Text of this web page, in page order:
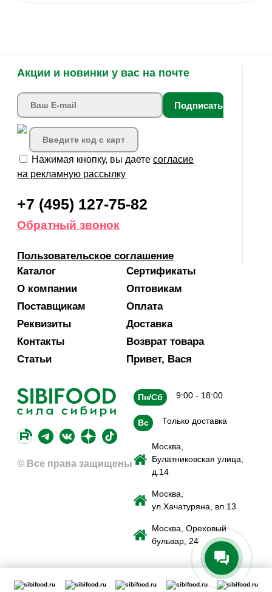
© Все права защищены
Каталог
О компании
Поставщикам
Реквизиты
Контакты
Статьи
Сертификаты
Оптовикам
Оплата
Доставка
Возврат товара
Привет, Вася
Акции и новинки у вас на почте
Подписаться
Нажимая кнопку, вы даете согласие
на рекламную рассылку
+7 (495) 127-75-82
Обратный звонок
Пользовательское соглашение
Пн/Сб 9:00 - 18:00
Вс Только доставка
Москва,
Булатниковская улица,
д.14
Москва,
ул.Хачатуряна, вл.13
Москва, Ореховый
бульвар, 24